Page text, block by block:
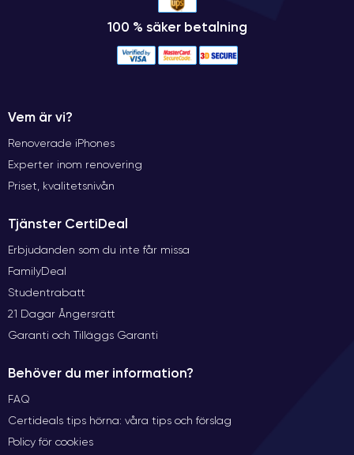
100 % säker betalning
Vem är vi?
Renoverade iPhones
Experter inom renovering
Priset, kvalitetsnivån
Tjänster CertiDeal
Erbjudanden som du inte får missa
FamilyDeal
Studentrabatt
21 Dagar Ångersrätt
Garanti och Tilläggs Garanti
Behöver du mer information?
FAQ
Certideals tips hörna: våra tips och förslag
Policy för cookies